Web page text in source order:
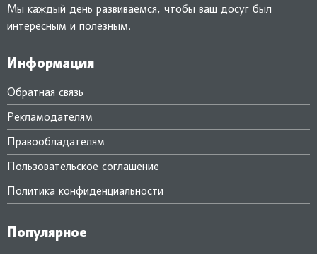
Мы каждый день развиваемся, чтобы ваш досуг был
интересным и полезным.
Информация
Обратная связь
Рекламодателям
Правообладателям
Пользовательское соглашение
Политика конфиденциальности
Популярное